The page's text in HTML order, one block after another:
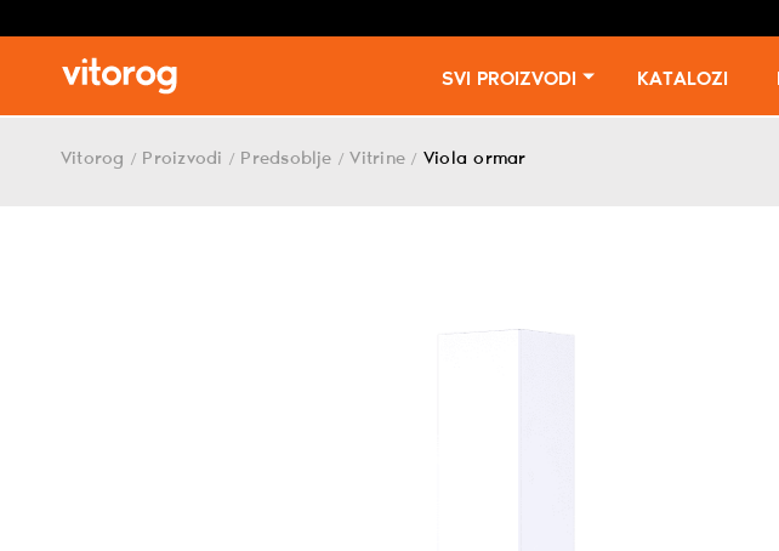
SVI PROIZVODI KATALOZI
Vitorog / Proizvodi / Predsoblje / Vitrine / Viola ormar